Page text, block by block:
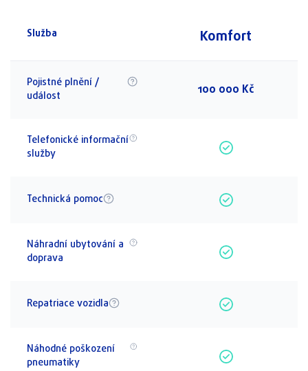
Služba Komfort
Pojistné plnění /
událost
100 000 Kč
Telefonické informační
služby
Technická pomoc
Náhradní ubytování a
doprava
Repatriace vozidla
Náhodné poškození
pneumatiky